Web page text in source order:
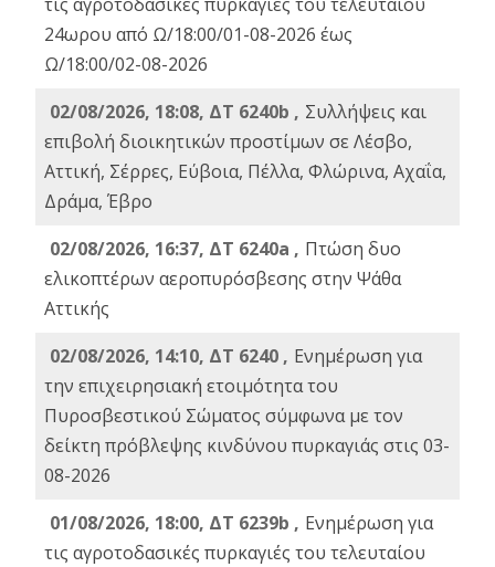
24ωρου από Ω/18:00/01-08-2026 έως
Ω/18:00/02-08-2026
02/08/2026, 18:08, ΔΤ 6240b , Συλλήψεις και
επιβολή διοικητικών προστίμων σε Λέσβο,
Αττική, Σέρρες, Εύβοια, Πέλλα, Φλώρινα, Αχαΐα,
Δράμα, Έβρο
02/08/2026, 16:37, ΔΤ 6240a , Πτώση δυο
ελικοπτέρων αεροπυρόσβεσης στην Ψάθα
Αττικής
02/08/2026, 14:10, ΔΤ 6240 , Ενημέρωση για
την επιχειρησιακή ετοιμότητα του
Πυροσβεστικού Σώματος σύμφωνα με τον
δείκτη πρόβλεψης κινδύνου πυρκαγιάς στις 03-
08-2026
01/08/2026, 18:00, ΔΤ 6239b , Ενημέρωση για
τις αγροτοδασικές πυρκαγιές του τελευταίου